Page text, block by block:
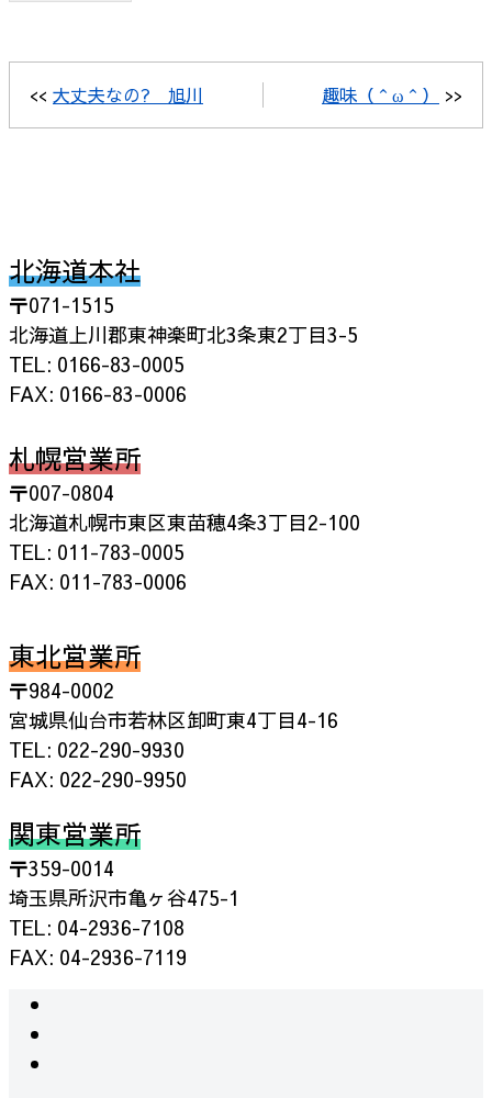
<< 大丈夫なの? 旭川 趣味（＾ω＾） >>
北海道本社
〒071-1515
北海道上川郡東神楽町北3条東2丁目3-5
TEL: 0166-83-0005
FAX: 0166-83-0006
札幌営業所
〒007-0804
北海道札幌市東区東苗穂4条3丁目2-100
TEL: 011-783-0005
FAX: 011-783-0006
東北営業所
〒984-0002
宮城県仙台市若林区卸町東4丁目4-16
TEL: 022-290-9930
FAX: 022-290-9950
関東営業所
〒359-0014
埼玉県所沢市亀ヶ谷475-1
TEL: 04-2936-7108
FAX: 04-2936-7119